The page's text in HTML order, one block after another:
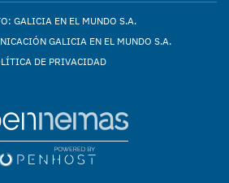
GALICIA EN EL MUNDO S.A.
GALICIA EN EL MUNDO S.A.
DE PRIVACIDAD